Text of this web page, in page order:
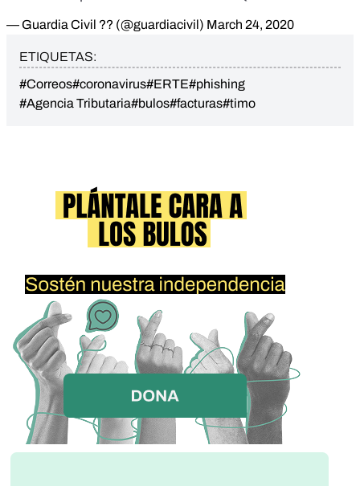
— Guardia Civil ?? (@guardiacivil) March 24, 2020
ETIQUETAS:
#Correos#coronavirus#ERTE#phishing
#Agencia Tributaria#bulos#facturas#timo